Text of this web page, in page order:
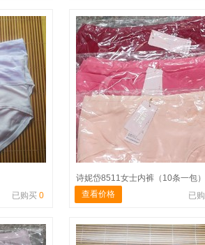
已购买 0
诗妮岱8511女士内裤（10条一包）
查看价格
已